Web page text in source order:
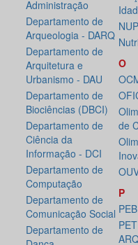
Administração
Departamento de
Arqueologia - DARQ
Departamento de
Arquitetura e
Urbanismo - DAU
Departamento de
Biociências (DBCI)
Departamento de
Ciência da
Informação - DCI
Departamento de
Computação
Departamento de
Comunicação Social
Departamento de
O
de
P
PEB